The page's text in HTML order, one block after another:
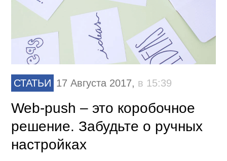
СТАТЬИ 17 Августа 2017, в 15:39
Web-push – это коробочное
решение. Забудьте о ручных
настройках